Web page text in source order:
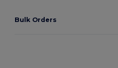
Bulk Orders